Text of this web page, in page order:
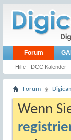
Forum
Hilfe DCC Kalender
Forum
Wenn